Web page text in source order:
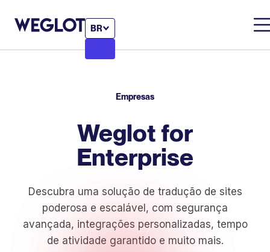
BR
Empresas
Weglot for
Enterprise
Descubra uma solução de tradução de sites
poderosa e escalável, com segurança
avançada, integrações personalizadas, tempo
de atividade garantido e muito mais.